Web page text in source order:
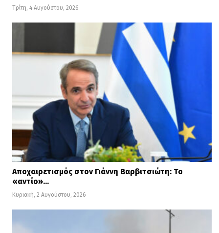
Τρίτη, 4 Αυγούστου, 2026
Αποχαιρετισμός στον Γιάννη Βαρβιτσιώτη: Το
«αντίο»…
Κυριακή, 2 Αυγούστου, 2026